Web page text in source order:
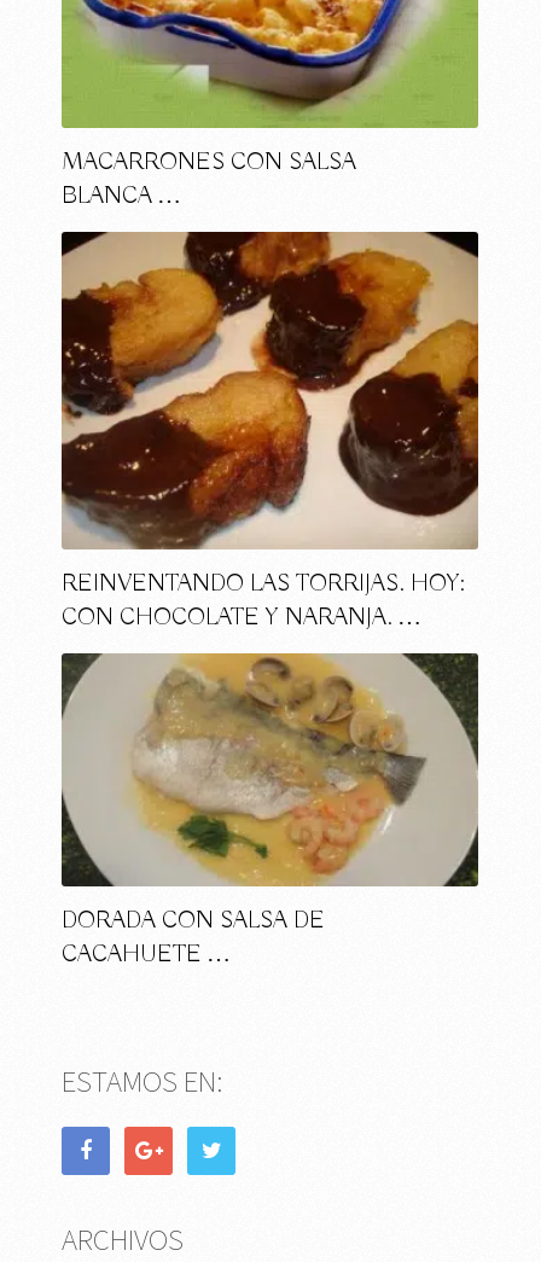
MACARRONES CON SALSA
BLANCA …
REINVENTANDO LAS TORRIJAS. HOY:
CON CHOCOLATE Y NARANJA. …
DORADA CON SALSA DE
CACAHUETE …
ESTAMOS EN:
ARCHIVOS